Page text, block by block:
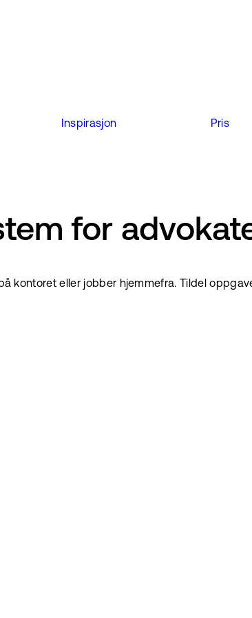
Inspirasjon Pris
for
kontoret eller jobber hjemmefra. Tildel